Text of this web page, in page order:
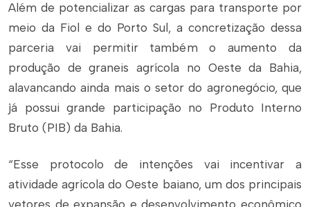
Além de potencializar as cargas para transporte por
meio da Fiol e do Porto Sul, a concretização dessa
parceria vai permitir também o aumento da
produção de graneis agrícola no Oeste da Bahia,
alavancando ainda mais o setor do agronegócio, que
já possui grande participação no Produto Interno
Bruto (PIB) da Bahia.
“Esse protocolo de intenções vai incentivar a
atividade agrícola do Oeste baiano, um dos principais
vetores de expansão e desenvolvimento econômico